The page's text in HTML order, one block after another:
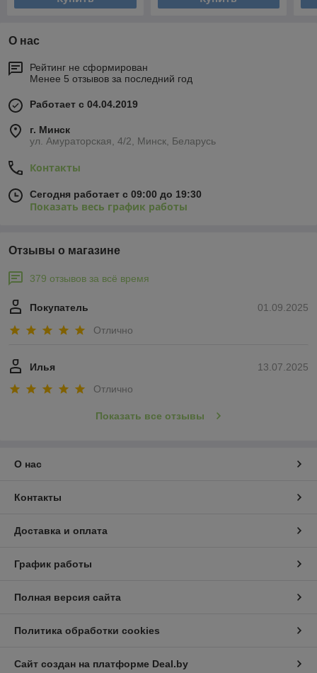
О нас
Рейтинг не сформирован
Менее 5 отзывов за последний год
Работает с 04.04.2019
г. Минск
ул. Амураторская, 4/2, Минск, Беларусь
Контакты
Сегодня работает с 09:00 до 19:30
Показать весь график работы
Отзывы о магазине
379 отзывов за всё время
01.09.2025
Покупатель
Отлично
13.07.2025
Илья
Отлично
Показать все отзывы
О нас
Контакты
Доставка и оплата
График работы
Полная версия сайта
Политика обработки cookies
Сайт создан на платформе Deal.by